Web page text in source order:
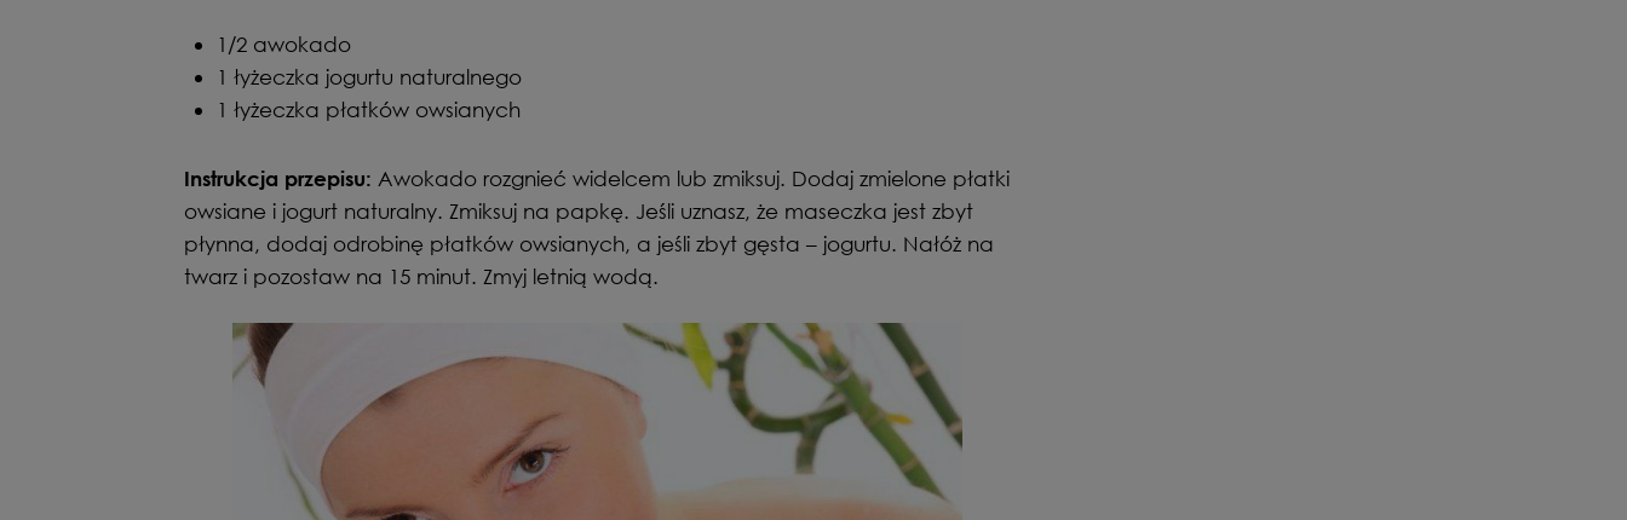
1/2 awokado
1 łyżeczka jogurtu naturalnego
1 łyżeczka płatków owsianych
Instrukcja przepisu: Awokado rozgnieć widelcem lub zmiksuj. Dodaj zmielone płatki
owsiane i jogurt naturalny. Zmiksuj na papkę. Jeśli uznasz, że maseczka jest zbyt
płynna, dodaj odrobinę płatków owsianych, a jeśli zbyt gęsta – jogurtu. Nałóż na
twarz i pozostaw na 15 minut. Zmyj letnią wodą.